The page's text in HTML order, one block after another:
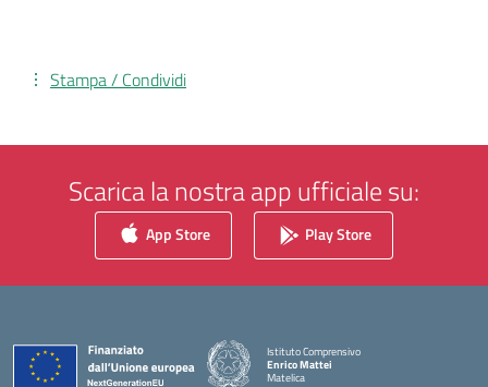
Stampa / Condividi
Scarica la nostra app ufficiale su:
App Store Play Store
Istituto Comprensivo
Enrico Mattei
Matelica